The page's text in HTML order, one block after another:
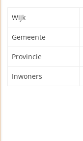
Wijk
Gemeente
Provincie
Inwoners